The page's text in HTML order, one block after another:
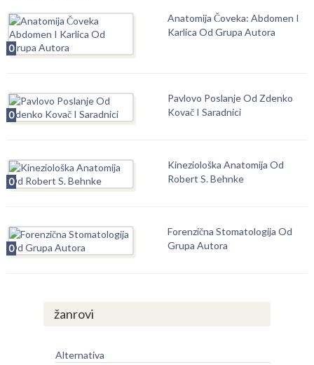
0
Anatomija Čoveka: Abdomen I
Karlica Od Grupa Autora
0
Pavlovo Poslanje Od Zdenko
Kovač I Saradnici
0
Kineziološka Anatomija Od
Robert S. Behnke
0
Forenzična Stomatologija Od
Grupa Autora
žanrovi
Alternativa